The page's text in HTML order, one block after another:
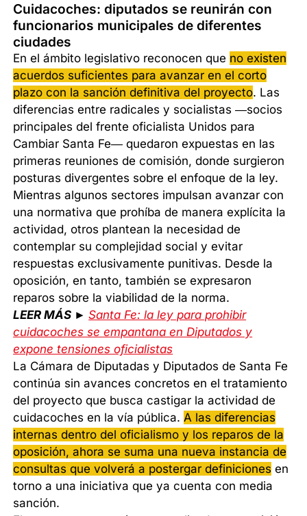
Cuidacoches: diputados se reunirán con
funcionarios municipales de diferentes
ciudades
En el ámbito legislativo reconocen que no existen
acuerdos suficientes para avanzar en el corto
plazo con la sanción definitiva del proyecto. Las
diferencias entre radicales y socialistas —socios
principales del frente oficialista Unidos para
Cambiar Santa Fe— quedaron expuestas en las
primeras reuniones de comisión, donde surgieron
posturas divergentes sobre el enfoque de la ley.
Mientras algunos sectores impulsan avanzar con
una normativa que prohíba de manera explícita la
actividad, otros plantean la necesidad de
contemplar su complejidad social y evitar
respuestas exclusivamente punitivas. Desde la
oposición, en tanto, también se expresaron
reparos sobre la viabilidad de la norma.
LEER MÁS ►Santa Fe: la ley para prohibir
cuidacoches se empantana en Diputados y
expone tensiones oficialistas
La Cámara de Diputadas y Diputados de Santa Fe
continúa sin avances concretos en el tratamiento
del proyecto que busca castigar la actividad de
cuidacoches en la vía pública.A las diferencias
internas dentro del oficialismo y los reparos de la
oposición, ahora se suma una nueva instancia de
consultas que volverá a postergar definiciones en
torno a una iniciativa que ya cuenta con media
sanción.